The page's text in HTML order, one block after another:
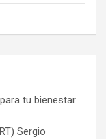
tu bienestar
Sergio